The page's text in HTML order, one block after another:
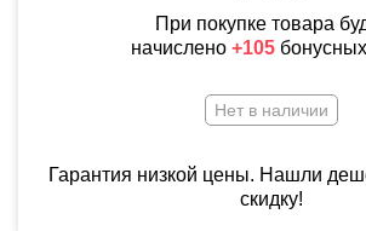
При покупке товара
начислено +105
Нет в наличии
Гарантия низкой цены. Нашли
скидку!